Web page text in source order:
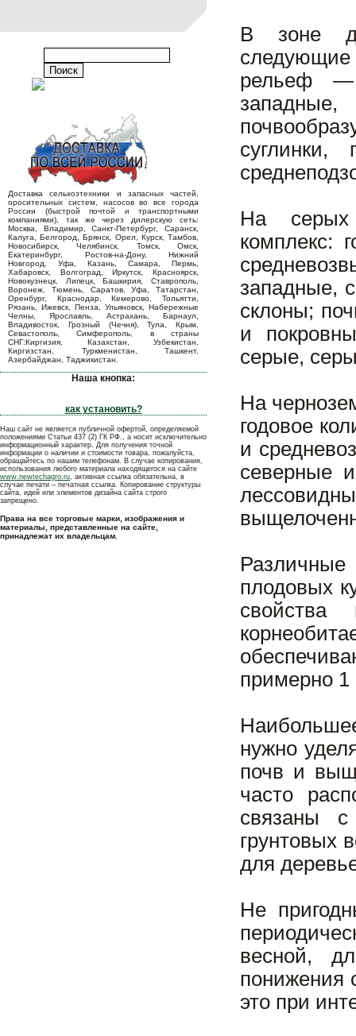
Доставка сельхозтехники и запасных частей,
оросительных систем, насосов во все города
России (быстрой почтой и транспортными
компаниями), так же через дилерскую сеть:
Москва, Владимир, Санкт-Петербург, Саранск,
Калуга, Белгород, Брянск, Орел, Курск, Тамбов,
Новосибирск, Челябинск, Томск, Омск,
Екатеринбург, Ростов-на-Дону, Нижний
Новгород, Уфа, Казань, Самара, Пермь,
Хабаровск, Волгоград, Иркутск, Красноярск,
Новокузнецк, Липецк, Башкирия, Ставрополь,
Воронеж, Тюмень, Саратов, Уфа, Татарстан,
Оренбург, Краснодар, Кемерово, Тольятти,
Рязань, Ижевск, Пенза, Ульяновск, Набережные
Челны, Ярославль, Астрахань, Барнаул,
Владивосток, Грозный (Чечня), Тула, Крым,
Севастополь, Симферополь, в страны
СНГ:Киргизия, Казахстан, Узбекистан,
Киргизстан, Туркменистан, Ташкент,
Азербайджан, Таджикистан.
Наша кнопка:
как установить?
Наш сайт не является публичной офертой, определяемой
положениями Статьи 437 (2) ГК РФ., а носит исключительно
информационный характер. Для получения точной
информации о наличии и стоимости товара, пожалуйста,
обращайтесь по нашим телефонам. В случае копирования,
использования любого материала находящегося на сайте
www.newtechagro.ru, активная ссылка обязательна, в
случае печати – печатная ссылка. Копирование структуры
сайта, идей или элементов дизайна сайта строго
запрещено.
Права на все торговые марки, изображения и
материалы, представленные на сайте,
принадлежат их владельцам.
В зоне
рельеф —
На серых
комплекс:
западные,
склоны;
и
серые,
На
годовое
и
северные
Различные
плодовых
свойства
примерно
нужно
почв и
часто
связаны с
грунтовых
для
Не
весной,
понижения
это при